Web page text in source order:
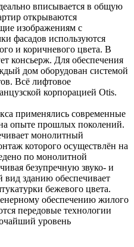
вписывается в общую
открываются
изображениям с
фасадов используются
и коричневого цвета. В
консьерж. Для обеспечения
дом оборудован системой
Всё лифтовое
корпорацией Otis.
применялись современные
опыте прошлых поколений.
монолитный
которого осуществлён на
по монолитной
безупречную звуко- и
зданию обеспечивает
бежевого цвета.
обеспечению жилого
передовые технологии
уровень